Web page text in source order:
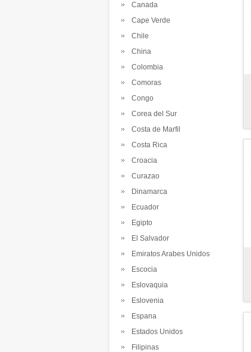
Canada
Cape Verde
Chile
China
Colombia
Comoras
Congo
Corea del Sur
Costa de Marfil
Costa Rica
Croacia
Curazao
Dinamarca
Ecuador
Egipto
El Salvador
Emiratos Arabes Unidos
Escocia
Eslovaquia
Eslovenia
Espana
Estados Unidos
Filipinas